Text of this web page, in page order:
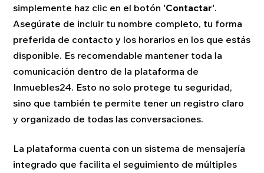
simplemente haz clic en el botón 'Contactar'.
Asegúrate de incluir tu nombre completo, tu forma
preferida de contacto y los horarios en los que estás
disponible. Es recomendable mantener toda la
comunicación dentro de la plataforma de
Inmuebles24. Esto no solo protege tu seguridad,
sino que también te permite tener un registro claro
y organizado de todas las conversaciones.
La plataforma cuenta con un sistema de mensajería
integrado que facilita el seguimiento de múltiples